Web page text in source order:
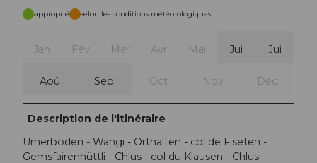
approprié selon les conditions météorologiques
Jan Fév Mar Avr Mai Jui Jui
Aoû Sep Oct Nov Déc
Description de l'itinéraire
Urnerboden - Wängi - Orthalten - col de Fiseten -
Gemsfairenhüttli - Chlus - col du Klausen - Chlus -